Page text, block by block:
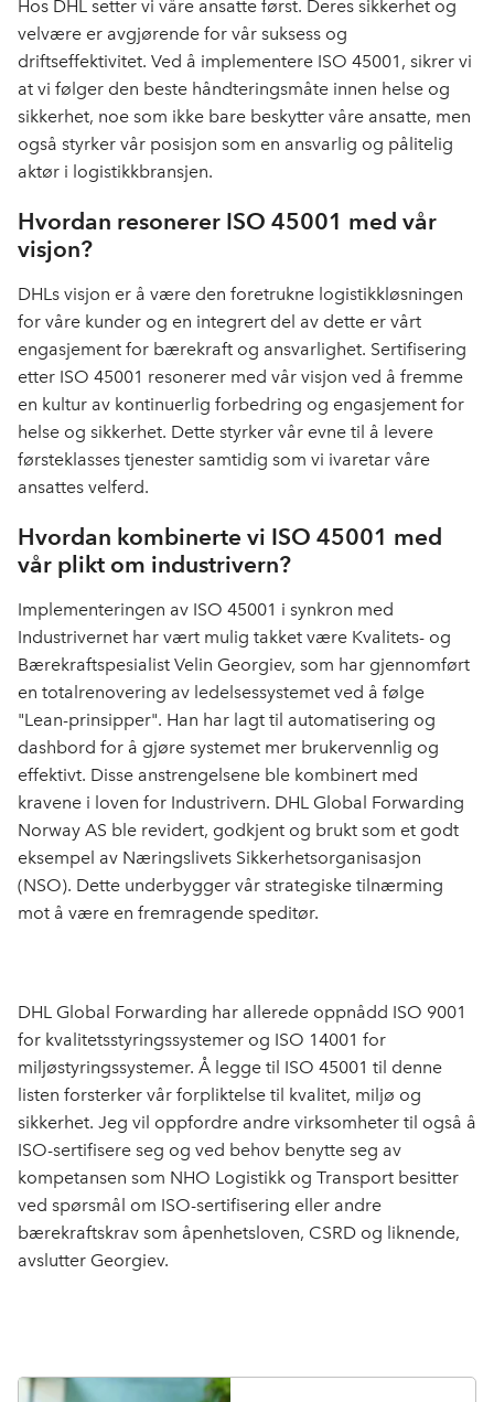
Hos DHL setter vi våre ansatte først. Deres sikkerhet og
velvære er avgjørende for vår suksess og
driftseffektivitet. Ved å implementere ISO 45001, sikrer vi
at vi følger den beste håndteringsmåte innen helse og
sikkerhet, noe som ikke bare beskytter våre ansatte, men
også styrker vår posisjon som en ansvarlig og pålitelig
aktør i logistikkbransjen.
Hvordan resonerer ISO 45001 med vår
visjon?
DHLs visjon er å være den foretrukne logistikkløsningen
for våre kunder og en integrert del av dette er vårt
engasjement for bærekraft og ansvarlighet. Sertifisering
etter ISO 45001 resonerer med vår visjon ved å fremme
en kultur av kontinuerlig forbedring og engasjement for
helse og sikkerhet. Dette styrker vår evne til å levere
førsteklasses tjenester samtidig som vi ivaretar våre
ansattes velferd.
Hvordan kombinerte vi ISO 45001 med
vår plikt om industrivern?
Implementeringen av ISO 45001 i synkron med
Industrivernet har vært mulig takket være Kvalitets- og
Bærekraftspesialist Velin Georgiev, som har gjennomført
en totalrenovering av ledelsessystemet ved å følge
"Lean-prinsipper". Han har lagt til automatisering og
dashbord for å gjøre systemet mer brukervennlig og
effektivt. Disse anstrengelsene ble kombinert med
kravene i loven for Industrivern. DHL Global Forwarding
Norway AS ble revidert, godkjent og brukt som et godt
eksempel av Næringslivets Sikkerhetsorganisasjon
(NSO). Dette underbygger vår strategiske tilnærming
mot å være en fremragende speditør.
DHL Global Forwarding har allerede oppnådd ISO 9001
for kvalitetsstyringssystemer og ISO 14001 for
miljøstyringssystemer. Å legge til ISO 45001 til denne
listen forsterker vår forpliktelse til kvalitet, miljø og
sikkerhet. Jeg vil oppfordre andre virksomheter til også å
ISO-sertifisere seg og ved behov benytte seg av
kompetansen som NHO Logistikk og Transport besitter
ved spørsmål om ISO-sertifisering eller andre
bærekraftskrav som åpenhetsloven, CSRD og liknende,
avslutter Georgiev.